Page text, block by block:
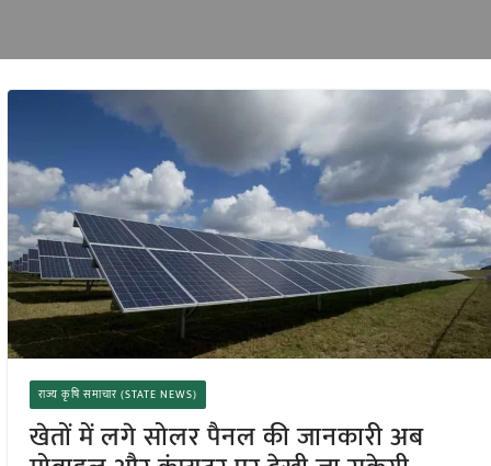
राज्य कृषि समाचार (STATE NEWS)
खेतों में लगे सोलर पैनल की जानकारी अब